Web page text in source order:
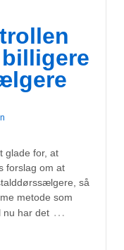
glade for, at
forslag om at
så
metode som
nu har det …